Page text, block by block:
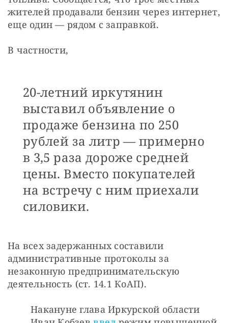
жителей продавали бензин через интернет,
еще один — рядом с заправкой.
В частности,
20-летний иркутянин
выставил объявление о
продаже бензина по 250
рублей за литр — примерно
в 3,5 раза дороже средней
цены. Вместо покупателей
на встречу с ним приехали
силовики.
На всех задержанных составили
административные протоколы за
незаконную предпринимательскую
деятельность (ст. 14.1 КоАП).
Накануне глава Иркурской области